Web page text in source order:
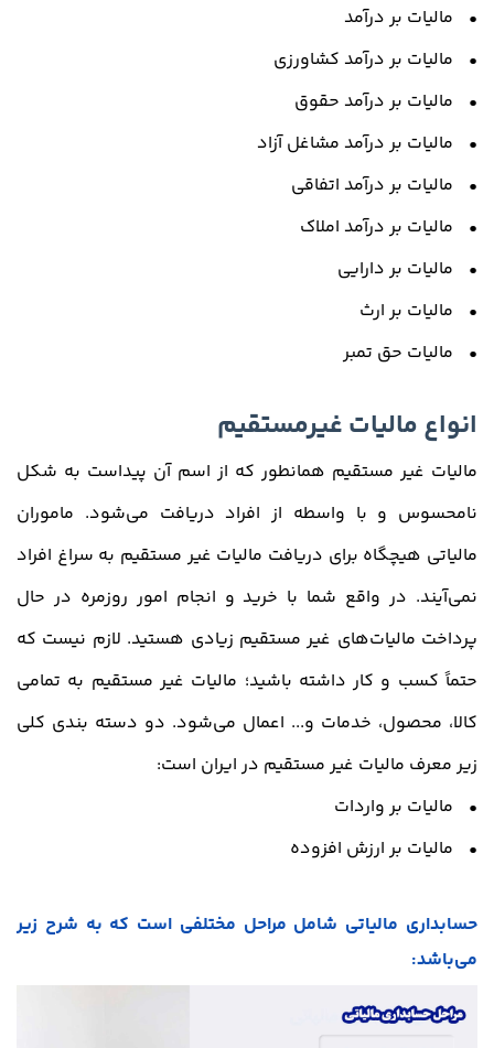
• مالیات بر درآمد
• مالیات بر درآمد کشاورزی
• مالیات بر درآمد حقوق
• مالیات بر درآمد مشاغل آزاد
• مالیات بر درآمد اتفاقی
• مالیات بر درآمد املاک
• مالیات بر دارایی
• مالیات بر ارث
• مالیات حق تمبر
انواع مالیات غیرمستقیم
مالیات غیر مستقیم همانطور که از اسم آن پیداست به شکل
نامحسوس و با واسطه از افراد دریافت می‌شود. ماموران
مالیاتی هیچگاه برای دریافت مالیات غیر مستقیم به سراغ افراد
نمی‌آیند. در واقع شما با خرید و انجام امور روزمره در حال
پرداخت مالیات‌های غیر مستقیم زیادی هستید. لازم نیست که
حتماً کسب و کار داشته باشید؛ مالیات غیر مستقیم به تمامی
کالا، محصول، خدمات و... اعمال می‌شود. دو دسته بندی کلی
زیر معرف مالیات غیر مستقیم در ایران است:
• مالیات بر واردات
• مالیات بر ارزش افزوده
حسابداری مالیاتی شامل مراحل مختلفی است که به شرح زیر
می‌باشد: